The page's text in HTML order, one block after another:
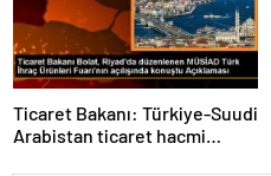
Ticaret Bakanı: Türkiye-Suudi
Arabistan ticaret hacmi